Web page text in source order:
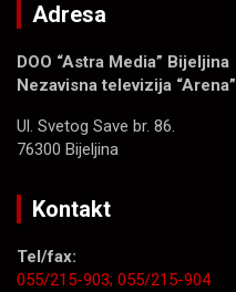
Adresa
DOO “Astra Media” Bijeljina
Nezavisna televizija “Arena”
Ul. Svetog Save br. 86.
76300 Bijeljina
Kontakt
Tel/fax:
055/215-903; 055/215-904